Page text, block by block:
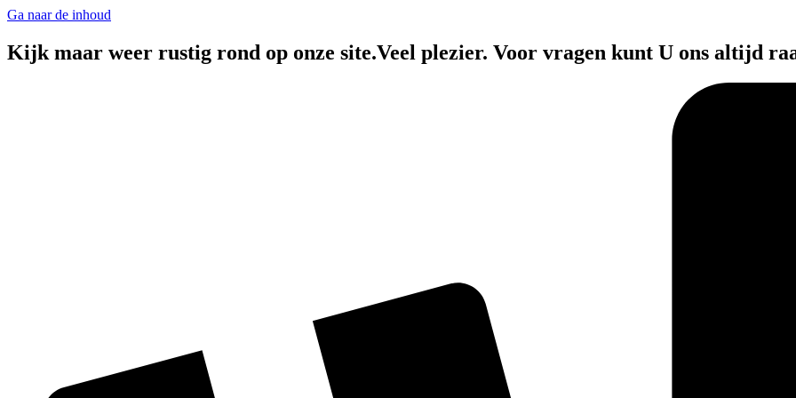
Ga naar de inhoud
Kijk maar weer rustig rond op onze site.Veel plezier. Voor vragen kunt U ons altijd